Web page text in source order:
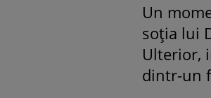
Un
soția lui
Ulterior,
dintr-un